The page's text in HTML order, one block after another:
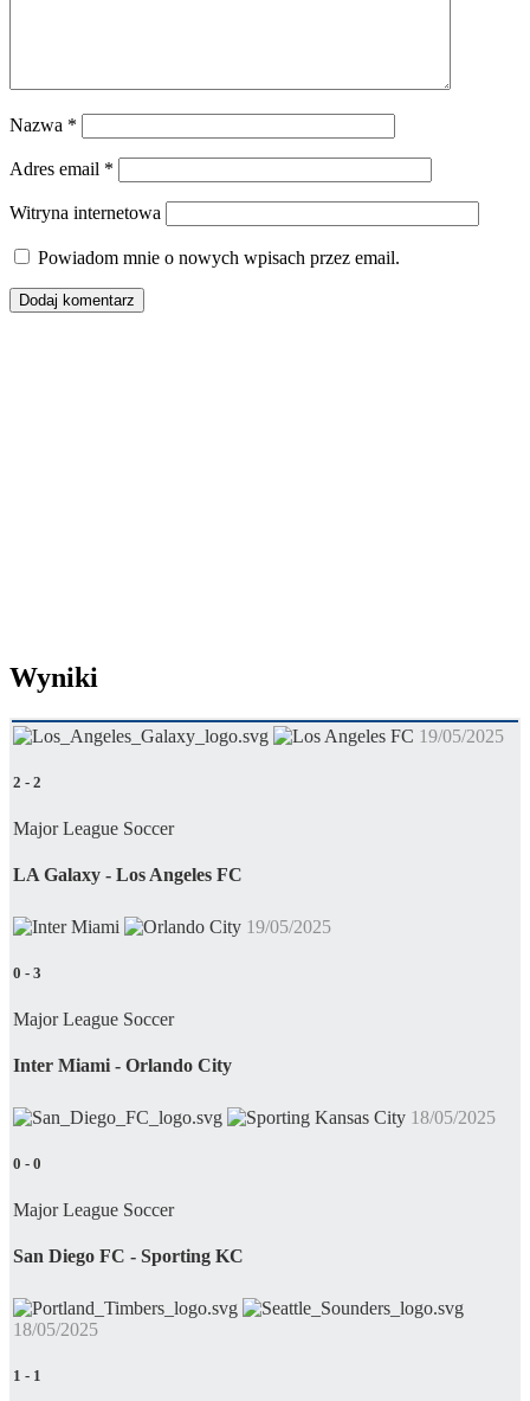
Nazwa *
Adres email *
Witryna internetowa
Powiadom mnie o nowych wpisach przez email.
Wyniki
19/05/2025
2 - 2
Major League Soccer
LA Galaxy - Los Angeles FC
19/05/2025
0 - 3
Major League Soccer
Inter Miami - Orlando City
18/05/2025
0 - 0
Major League Soccer
San Diego FC - Sporting KC
18/05/2025
1 - 1